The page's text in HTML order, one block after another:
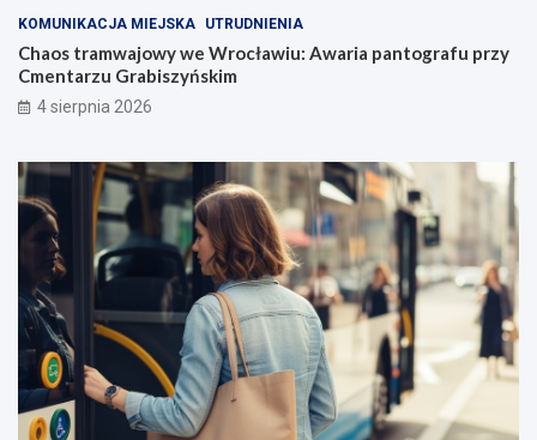
KOMUNIKACJA MIEJSKA UTRUDNIENIA
Chaos tramwajowy we Wrocławiu: Awaria pantografu przy
Cmentarzu Grabiszyńskim
4 sierpnia 2026